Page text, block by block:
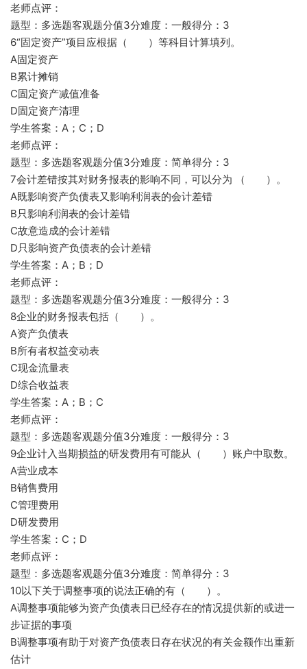
老师点评：
题型：多选题客观题分值3分难度：一般得分：3
6“固定资产”项目应根据（ ）等科目计算填列。
A固定资产
B累计摊销
C固定资产减值准备
D固定资产清理
学生答案：A；C；D
老师点评：
题型：多选题客观题分值3分难度：简单得分：3
7会计差错按其对财务报表的影响不同，可以分为 （ ）。
A既影响资产负债表又影响利润表的会计差错
B只影响利润表的会计差错
C故意造成的会计差错
D只影响资产负债表的会计差错
学生答案：A；B；D
老师点评：
题型：多选题客观题分值3分难度：一般得分：3
8企业的财务报表包括（ ）。
A资产负债表
B所有者权益变动表
C现金流量表
D综合收益表
学生答案：A；B；C
老师点评：
题型：多选题客观题分值3分难度：一般得分：3
9企业计入当期损益的研发费用有可能从（ ）账户中取数。
A营业成本
B销售费用
C管理费用
D研发费用
学生答案：C；D
老师点评：
题型：多选题客观题分值3分难度：简单得分：3
10以下关于调整事项的说法正确的有（ ）。
A调整事项能够为资产负债表日已经存在的情况提供新的或进一
步证据的事项
B调整事项有助于对资产负债表日存在状况的有关金额作出重新
估计